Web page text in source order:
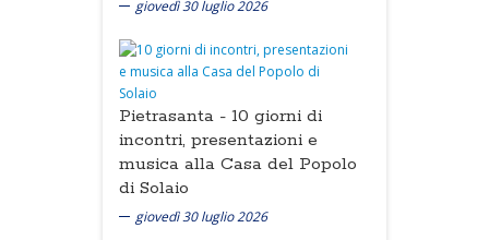
giovedì 30 luglio 2026
Pietrasanta - 10 giorni di
incontri, presentazioni e
musica alla Casa del Popolo
di Solaio
giovedì 30 luglio 2026